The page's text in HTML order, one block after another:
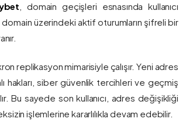
, domain geçişleri esnasında kullanıcı
üzerindeki aktif oturumların şifreli bir
replikasyon mimarisiyle çalışır. Yeni adres
hakları, siber güvenlik tercihleri ve geçmiş
Bu sayede son kullanıcı, adres değişikliği
işlemlerine kararlılıkla devam edebilir.